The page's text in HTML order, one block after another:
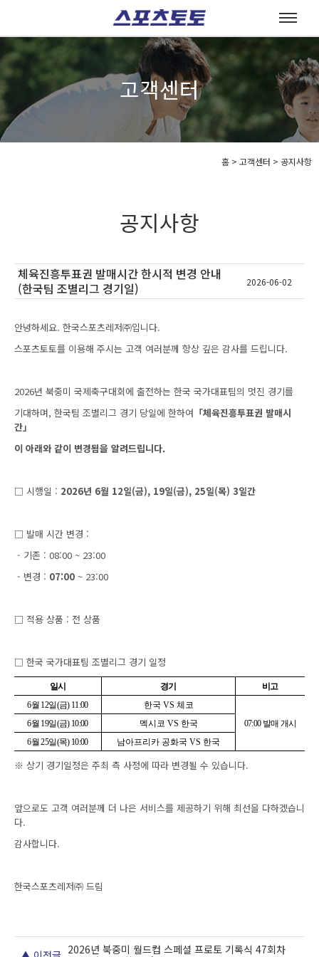
고객센터
홈 > 고객센터 > 공지사항
공지사항
체육진흥투표권 발매시간 한시적 변경 안내
(한국팀 조별리그 경기일)
2026-06-02
안녕하세요. 한국스포츠레저㈜입니다.
스포츠토토를 이용해 주시는 고객 여러분께 항상 깊은 감사를 드립니다.
2026년 북중미 국제축구대회에 출전하는 한국 국가대표팀의 멋진 경기를
기대하며, 한국팀 조별리그 경기 당일에 한하여 「체육진흥투표권 발매시
간」
이 아래와 같이 변경됨을 알려드립니다.
□ 시행일 : 2026년 6월 12일(금), 19일(금), 25일(목) 3일간
□ 발매 시간 변경 :
- 기존 : 08:00 ~ 23:00
- 변경 : 07:00 ~ 23:00
□ 적용 상품 : 전 상품
□ 한국 국가대표팀 조별리그 경기 일정
일시 경기
비고
6월 12일(금) 11:00 한국 VS 체코
07:00 발매 개시
6월 19일(금) 10:00 멕시코 VS 한국
6월25일(목) 10:00 남아프리카 공화국 VS 한국
※ 상기 경기일정은 주최 측 사정에 따라 변경될 수 있습니다.
앞으로도 고객 여러분께 더 나은 서비스를 제공하기 위해 최선을 다하겠습니
다.
감사합니다.
한국스포츠레저㈜ 드림
2026년 북중미 월드컵 스페셜 프로토 기록식 47회차